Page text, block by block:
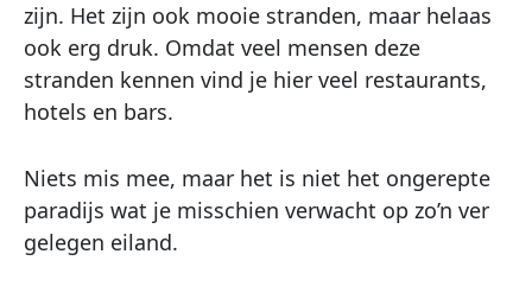
zijn. Het zijn ook mooie stranden, maar helaas
ook erg druk. Omdat veel mensen deze
stranden kennen vind je hier veel restaurants,
hotels en bars.
Niets mis mee, maar het is niet het ongerepte
paradijs wat je misschien verwacht op zo’n ver
gelegen eiland.